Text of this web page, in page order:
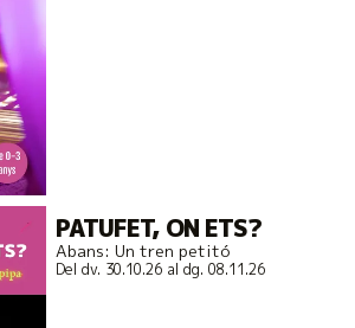
PATUFET, ON ETS?
Abans: Un tren petitó
Del dv. 30.10.26al dg. 08.11.26